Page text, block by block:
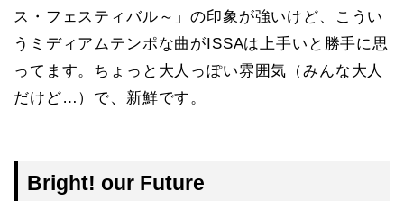
ス・フェスティバル～」の印象が強いけど、こうい
うミディアムテンポな曲がISSAは上手いと勝手に思
ってます。ちょっと大人っぽい雰囲気（みんな大人
だけど…）で、新鮮です。
Bright! our Future